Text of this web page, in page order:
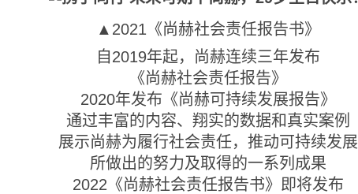
▲2021《尚赫社会责任报告书》
自2019年起，尚赫连续三年发布
《尚赫社会责任报告》
2020年发布《尚赫可持续发展报告》
通过丰富的内容、翔实的数据和真实案例
展示尚赫为履行社会责任，推动可持续发展
所做出的努力及取得的一系列成果
2022《尚赫社会责任报告书》即将发布